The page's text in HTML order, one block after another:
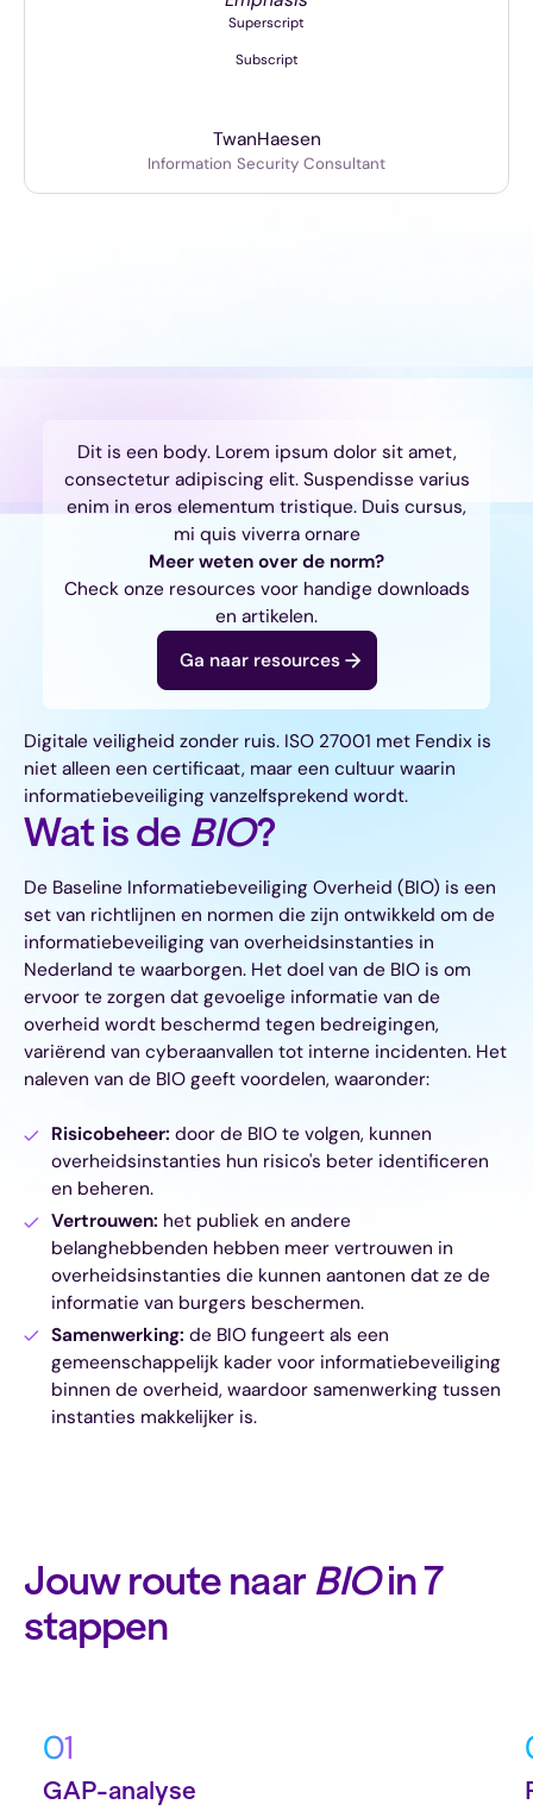
Superscript
Subscript
TwanHaesen
Information Security Consultant
Dit is een body. Lorem ipsum dolor sit amet,
consectetur adipiscing elit. Suspendisse varius
enim in eros elementum tristique. Duis cursus,
mi quis viverra ornare
Meer weten over de norm?
Check onze resources voor handige downloads
en artikelen.
Ga naar resources
Digitale veiligheid zonder ruis. ISO 27001 met Fendix is
niet alleen een certificaat, maar een cultuur waarin
informatiebeveiliging vanzelfsprekend wordt.
Wat is de BIO?
De Baseline Informatiebeveiliging Overheid (BIO) is een
set van richtlijnen en normen die zijn ontwikkeld om de
informatiebeveiliging van overheidsinstanties in
Nederland te waarborgen. Het doel van de BIO is om
ervoor te zorgen dat gevoelige informatie van de
overheid wordt beschermd tegen bedreigingen,
variërend van cyberaanvallen tot interne incidenten. Het
naleven van de BIO geeft voordelen, waaronder:
Risicobeheer: door de BIO te volgen, kunnen
overheidsinstanties hun risico's beter identificeren
en beheren.
Vertrouwen: het publiek en andere
belanghebbenden hebben meer vertrouwen in
overheidsinstanties die kunnen aantonen dat ze de
informatie van burgers beschermen.
Samenwerking: de BIO fungeert als een
gemeenschappelijk kader voor informatiebeveiliging
binnen de overheid, waardoor samenwerking tussen
instanties makkelijker is.
Jouw route naarBIOin 7
stappen
01
GAP-analyse